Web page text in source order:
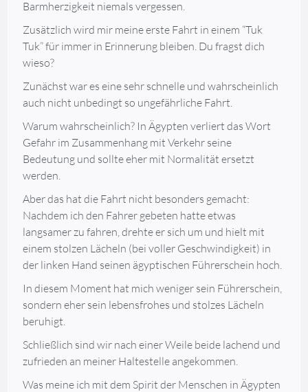
Barmherzigkeit niemals vergessen.
Zusätzlich wird mir meine erste Fahrt in einem “Tuk
Tuk” für immer in Erinnerung bleiben. Du fragst dich
wieso?
Zunächst war es eine sehr schnelle und wahrscheinlich
auch nicht unbedingt so ungefährliche Fahrt.
Warum wahrscheinlich? In Ägypten verliert das Wort
Gefahr im Zusammenhang mit Verkehr seine
Bedeutung und sollte eher mit Normalität ersetzt
werden.
Aber das hat die Fahrt nicht besonders gemacht:
Nachdem ich den Fahrer gebeten hatte etwas
langsamer zu fahren, drehte er sich um und hielt mit
einem stolzen Lächeln (bei voller Geschwindigkeit) in
der linken Hand seinen ägyptischen Führerschein hoch.
In diesem Moment hat mich weniger sein Führerschein,
sondern eher sein lebensfrohes und stolzes Lächeln
beruhigt.
Schließlich sind wir nach einer Weile beide lachend und
zufrieden an meiner Haltestelle angekommen.
Was meine ich mit dem Spirit der Menschen in Ägypten